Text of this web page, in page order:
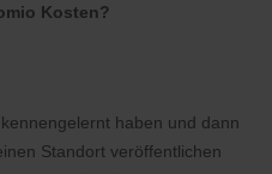
Kosten?
haben und dann
Standort veröffentlichen